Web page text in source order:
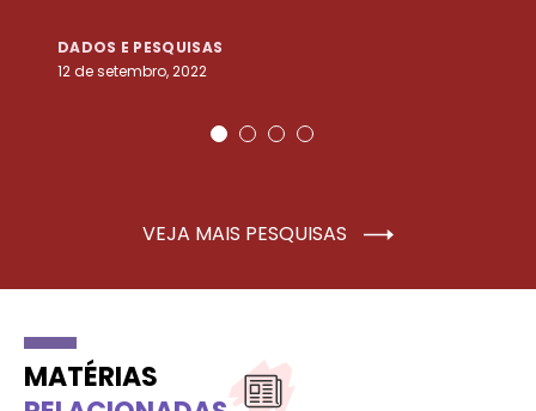
DADOS E PESQUISAS
12 de setembro, 2022
VEJA MAIS PESQUISAS
MATÉRIAS